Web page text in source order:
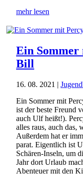
mehr lesen
Ein
Bill
16. 08. 2021 |
Ein Sommer mit
ist der beste Freund
auch Ulf heißt!).
alles raus, auch das,
Außerdem hat er
parat. Eigentlich ist
Schären-Inseln, um
Jahr dort Urlaub
Abenteuer mit den